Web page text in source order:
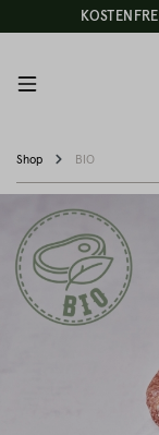
Shop BIO